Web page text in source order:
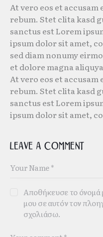
At vero eos et accusam
rebum. Stet clita kasd
sanctus est Lorem
ipsum dolor sit amet,
sed diam nonumy
et dolore magna
At vero eos et accusam
rebum. Stet clita kasd
sanctus est Lorem
ipsum dolor sit amet,
Leave a comment
Αποθήκευσε το όνομά
μου σε αυτόν τον
σχολιάσω.